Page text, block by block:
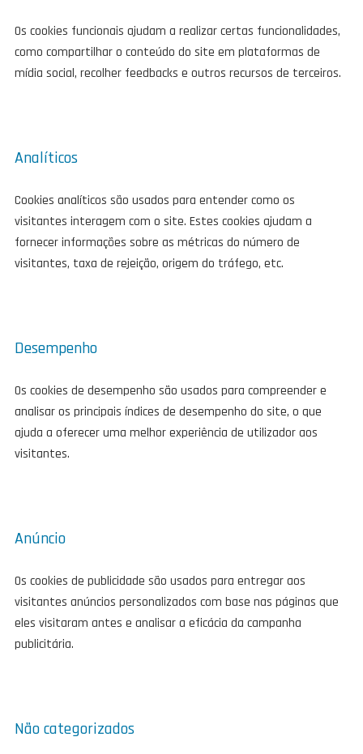
Os cookies funcionais ajudam a realizar certas funcionalidades,
como compartilhar o conteúdo do site em plataformas de
mídia social, recolher feedbacks e outros recursos de terceiros.
Analíticos
Cookies analíticos são usados para entender como os
visitantes interagem com o site. Estes cookies ajudam a
fornecer informações sobre as métricas do número de
visitantes, taxa de rejeição, origem do tráfego, etc.
Desempenho
Os cookies de desempenho são usados para compreender e
analisar os principais índices de desempenho do site, o que
ajuda a oferecer uma melhor experiência de utilizador aos
visitantes.
Anúncio
Os cookies de publicidade são usados para entregar aos
visitantes anúncios personalizados com base nas páginas que
eles visitaram antes e analisar a eficácia da campanha
publicitária.
Não categorizados